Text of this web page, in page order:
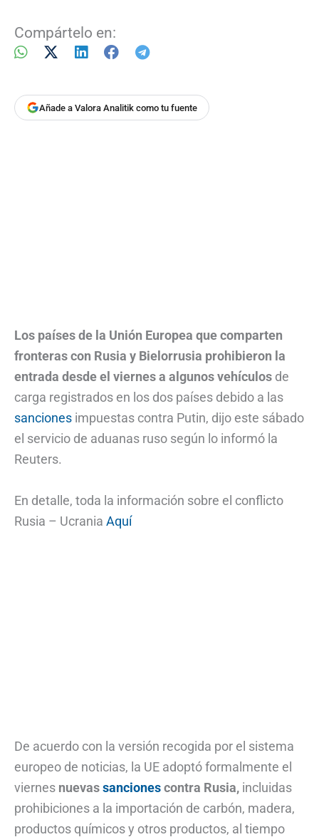
Compártelo en:
Añade a Valora Analitik como tu fuente
Los países de la Unión Europea que comparten
fronteras con Rusia y Bielorrusia prohibieron la
entrada desde el viernes a algunos vehículos de
carga registrados en los dos países debido a las
sanciones impuestas contra Putin, dijo este sábado
el servicio de aduanas ruso según lo informó la
Reuters.
En detalle, toda la información sobre el conflicto
Rusia – Ucrania Aquí
De acuerdo con la versión recogida por el sistema
europeo de noticias, la UE adoptó formalmente el
viernes nuevassancionescontra Rusia, incluidas
prohibiciones a la importación de carbón, madera,
productos químicos y otros productos, al tiempo